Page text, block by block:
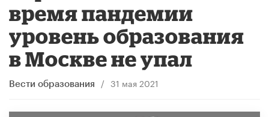
время пандемии
уровень образования
в Москве не упал
Вести образования / 31 мая 2021